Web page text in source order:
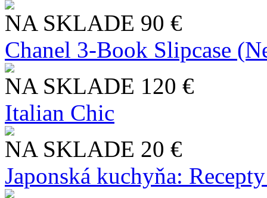
NA SKLADE 90 €
Chanel 3-Book Slipcase
NA SKLADE 120 €
Italian Chic
NA SKLADE 20 €
Japonská kuchyňa: